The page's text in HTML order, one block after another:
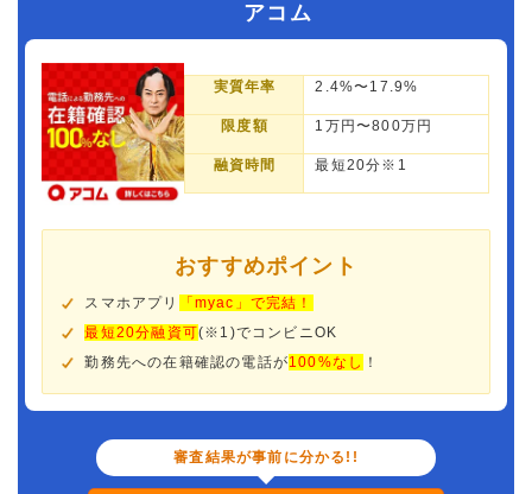
アコム
実質年率 2.4%〜17.9%
限度額 1万円〜800万円
融資時間 最短20分※1
おすすめポイント
スマホアプリ
「myac」で完結！
最短20分融資可(※1)でコンビニOK
勤務先への在籍確認の電話が100%なし ！
審査結果が事前に分かる!!